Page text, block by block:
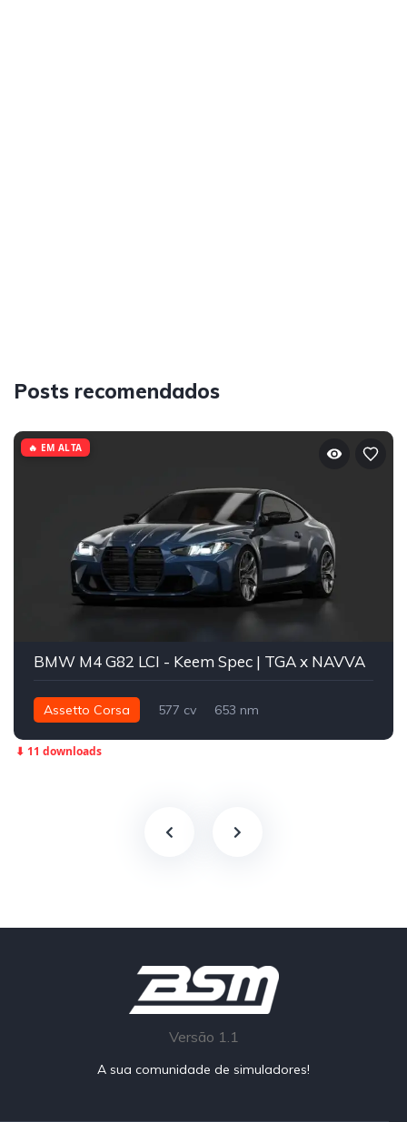
Posts recomendados
BMW M4 G82 LCI - Keem Spec | TGA x NAVVA
Assetto Corsa 577 cv
653 nm
🔥 EM ALTA
⬇ 11 downloads
Versão 1.1
A sua comunidade de simuladores!